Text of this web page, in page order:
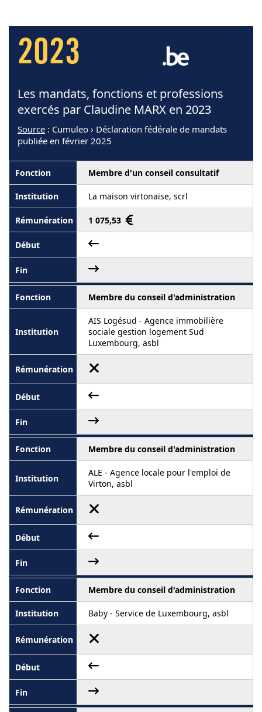
2023
Les mandats, fonctions et professions
exercés par Claudine MARX en 2023
Source : Cumuleo › Déclaration fédérale de mandats
publiée en février 2025
Membre d'un conseil consultatif
La maison virtonaise, scrl
1 075,53
Membre du conseil d'administration
AIS Logésud - Agence immobilière
sociale gestion logement Sud
Luxembourg, asbl
Membre du conseil d'administration
ALE - Agence locale pour l'emploi de
Virton, asbl
Membre du conseil d'administration
Baby - Service de Luxembourg, asbl